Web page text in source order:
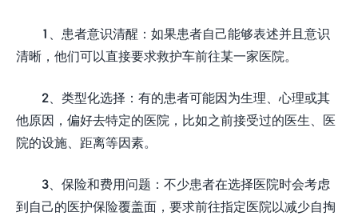
1、患者意识清醒：如果患者自己能够表述并且意识
清晰，他们可以直接要求救护车前往某一家医院。
2、类型化选择：有的患者可能因为生理、心理或其
他原因，偏好去特定的医院，比如之前接受过的医生、医
院的设施、距离等因素。
3、保险和费用问题：不少患者在选择医院时会考虑
到自己的医护保险覆盖面，要求前往指定医院以减少自掏